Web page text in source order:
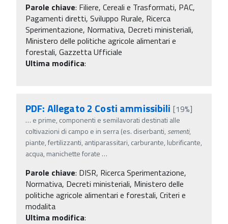
Parole chiave: Filiere, Cereali e Trasformati, PAC,
Pagamenti diretti, Sviluppo Rurale, Ricerca
Sperimentazione, Normativa, Decreti ministeriali,
Ministero delle politiche agricole alimentari e
forestali, Gazzetta Ufficiale
Ultima modifica:
PDF: Allegato 2 Costi ammissibili [19%]
… e prime, componenti e semilavorati destinati alle
coltivazioni di campo e in serra (es. diserbanti, sementi,
piante, fertilizzanti, antiparassitari, carburante, lubrificante,
acqua, manichette forate …
Parole chiave: DISR, Ricerca Sperimentazione,
Normativa, Decreti ministeriali, Ministero delle
politiche agricole alimentari e forestali, Criteri e
modalita
Ultima modifica: